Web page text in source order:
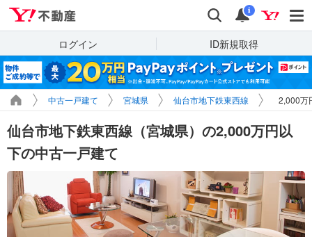
検索 通知
i
ログイン ID新規取得
中古一戸建て 宮城県 仙台市地下鉄東西線 2,000万
仙台市地下鉄東西線（宮城県）の2,000万円以
下の中古一戸建て